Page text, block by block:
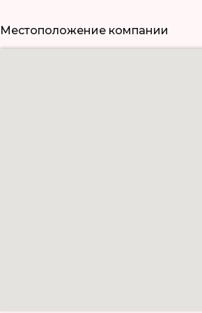
Местоположение компании